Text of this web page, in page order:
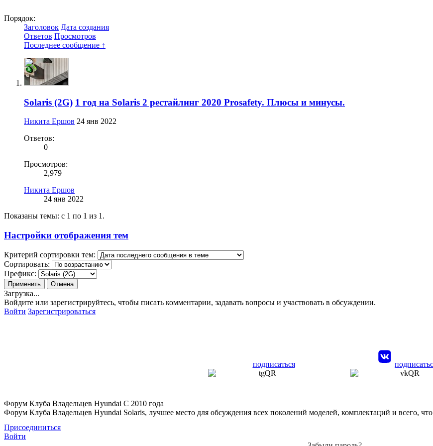
Порядок:
Заголовок Дата создания
Ответов Просмотров
Последнее сообщение ↑
Solaris (2G) 1 год на Solaris 2 рестайлинг 2020 Prosafety. Плюсы и минусы.
Никита Ершов 24 янв 2022
Ответов:
0
Просмотров:
2,979
Никита Ершов
24 янв 2022
Показаны темы: с 1 по 1 из 1.
Настройки отображения тем
Критерий сортировки тем:
Сортировать:
Префикс:
Загрузка...
Войдите или зарегистрируйтесь, чтобы писать комментарии, задавать вопросы и участвовать в обсуждении.
Войти Зарегистрироваться
подписаться
Форум Клуба Владельцев Hyundai С 2010 года
Форум Клуба Владельцев Hyundai Solaris, лучшее место для обсуждения всех поколений моделей, комплектаций и всего, что
Присоединиться
Войти